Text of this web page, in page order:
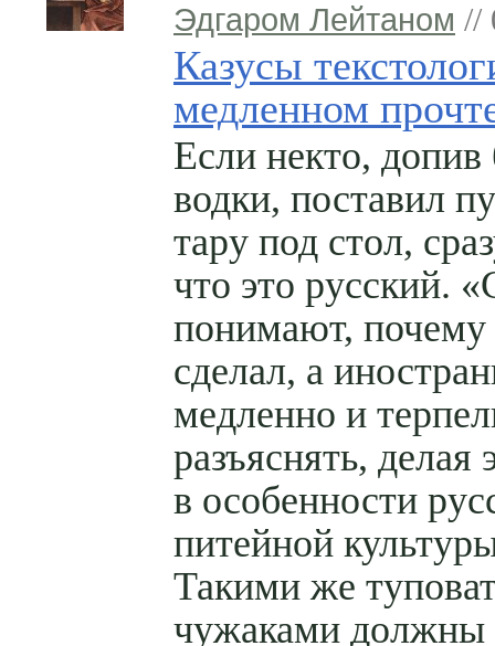
Эдгаром Лейтаном //
Казусы
медленном
Если некто, допив
водки, поставил
тару под стол,
что это русский.
понимают, почему
сделал, а
медленно и
разъяснять, делая
в особенности
питейной
Такими же
чужаками должны